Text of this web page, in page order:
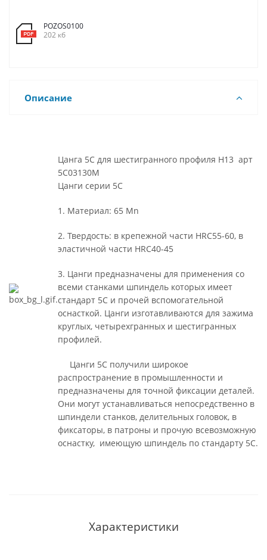
POZOS0100
202 кб
Описание
Цанга 5С для шестигранного профиля H13 арт
5C03130M
Цанги серии 5С
1. Материал: 65 Mn
2. Твердость: в крепежной части HRC55-60, в
эластичной части HRC40-45
3. Цанги предназначены для применения со
всеми станками шпиндель которых имеет
стандарт 5С и прочей вспомогательной
оснасткой. Цанги изготавливаются для зажима
круглых, четырехгранных и шестигранных
профилей.
Цанги 5С получили широкое
распространение в промышленности и
предназначены для точной фиксации деталей.
Они могут устанавливаться непосредственно в
шпиндели станков, делительных головок, в
фиксаторы, в патроны и прочую всевозможную
оснастку, имеющую шпиндель по стандарту 5С.
Характеристики